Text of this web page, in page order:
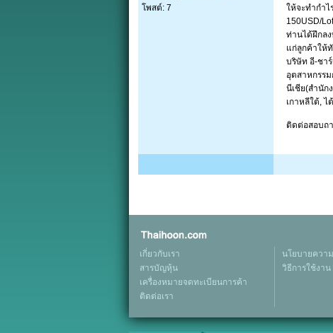
โพสต์: 7
ให้จะทำกำ
150USD/
ท่านได้ฝึกล
แก่ลูกค้าให้
บริษัท อี-ชา
อุตสาหกรร
นีเชีย(สำนัก
เกาหลีใต้, ไ
ติดต่อสอบถา
เกี่ยวกับเรา
สารบัญหุ้น
เครื่องหมายจดทะเบียนการค้า
ติดต่อเรา
นโยบายควา
วิธีการใช้งาน